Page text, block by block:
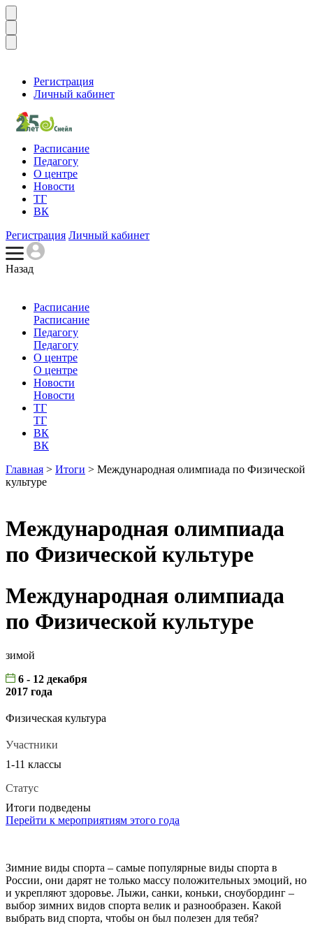
Регистрация
Личный кабинет
Расписание
Педагогу
О центре
Новости
ТГ
ВК
Регистрация Личный кабинет
Назад
Расписание
Расписание
Педагогу
Педагогу
О центре
О центре
Новости
Новости
ТГ
ТГ
ВК
ВК
Главная > Итоги > Международная олимпиада по Физической
культуре
Международная олимпиада
по Физической культуре
Международная олимпиада
по Физической культуре
зимой
6 - 12 декабря
2017 года
Физическая культура
Участники
1-11 классы
Статус
Итоги подведены
Перейти к мероприятиям этого года
Зимние виды спорта – самые популярные виды спорта в
России, они дарят не только массу положительных эмоций, но
и укрепляют здоровье. Лыжи, санки, коньки, сноубординг –
выбор зимних видов спорта велик и разнообразен. Какой
выбрать вид спорта, чтобы он был полезен для тебя?